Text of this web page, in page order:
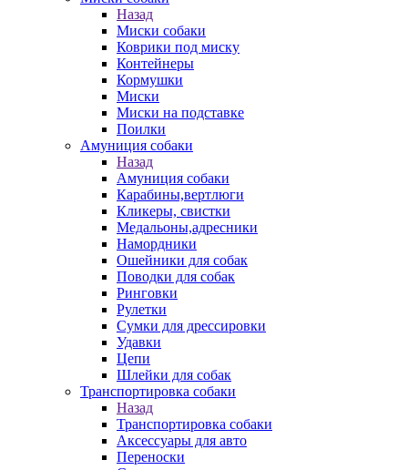
Назад
Миски собаки
Коврики под миску
Контейнеры
Кормушки
Миски
Миски на подставке
Поилки
Амуниция собаки
Назад
Амуниция собаки
Карабины,вертлюги
Кликеры, свистки
Медальоны,адресники
Намордники
Ошейники для собак
Поводки для собак
Ринговки
Рулетки
Сумки для дрессировки
Удавки
Цепи
Шлейки для собак
Транспортировка собаки
Назад
Транспортировка собаки
Аксессуары для авто
Переноски